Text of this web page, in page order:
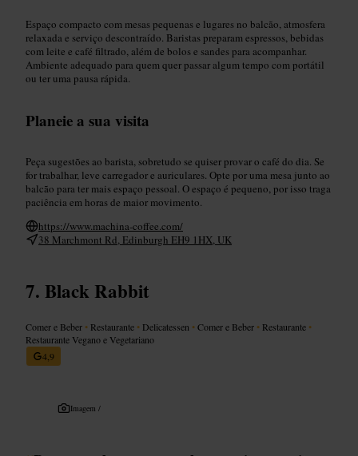
Espaço compacto com mesas pequenas e lugares no balcão, atmosfera
relaxada e serviço descontraído. Baristas preparam espressos, bebidas
com leite e café filtrado, além de bolos e sandes para acompanhar.
Ambiente adequado para quem quer passar algum tempo com portátil
ou ter uma pausa rápida.
Planeie a sua visita
Peça sugestões ao barista, sobretudo se quiser provar o café do dia. Se
for trabalhar, leve carregador e auriculares. Opte por uma mesa junto ao
balcão para ter mais espaço pessoal. O espaço é pequeno, por isso traga
paciência em horas de maior movimento.
https://www.machina-coffee.com/
38 Marchmont Rd, Edinburgh EH9 1HX, UK
Black Rabbit
Comer e Beber • Restaurante • Delicatessen •Comer e Beber • Restaurante •
Restaurante Vegano e Vegetariano
4,9
Imagem /